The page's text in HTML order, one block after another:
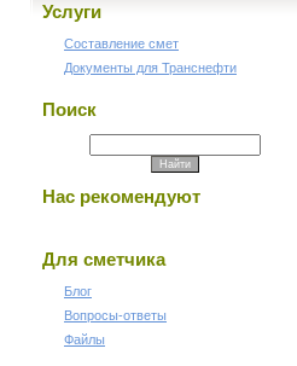
Услуги
Составление смет
Документы для Транснефти
Поиск
Нас рекомендуют
Для сметчика
Блог
Вопросы-ответы
Файлы